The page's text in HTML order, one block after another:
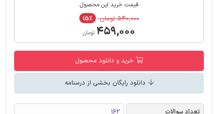
قیمت خرید این محصول
۵۴۰,۰۰۰ تومان ۱۵٪
۴۵۹,۰۰۰ تومان
خرید و دانلود محصول
دانلود رایگان بخشی از درسنامه